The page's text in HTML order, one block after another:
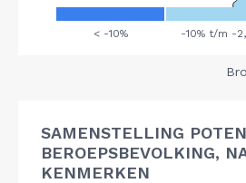
SAMENSTELLING
BEROEPSBEVOLKING,
KENMERKEN